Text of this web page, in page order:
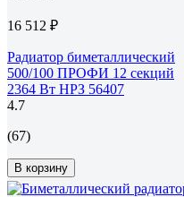
16 512 ₽
Радиатор биметаллический
500/100 ПРОФИ 12 секций
2364 Вт НРЗ 56407
4.7
(67)
В корзину